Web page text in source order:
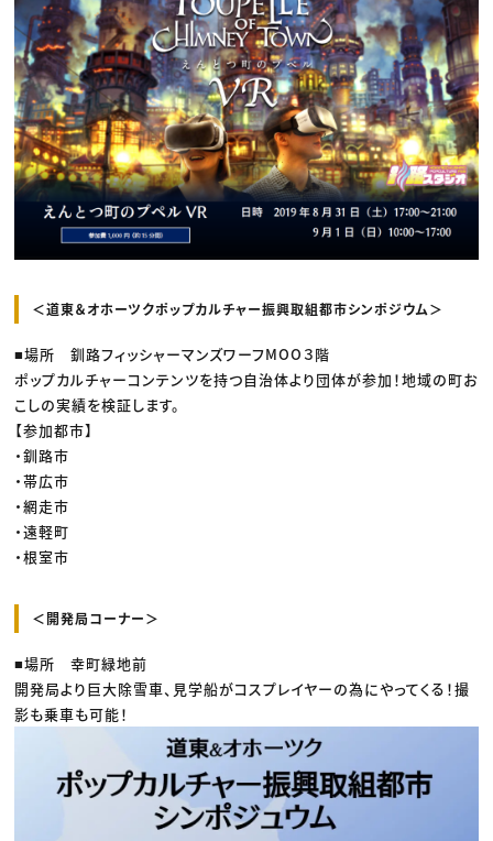
＜道東＆オホーツクポップカルチャー振興取組都市シンポジウム＞
■場所 釧路フィッシャーマンズワーフMOO３階
ポップカルチャーコンテンツを持つ自治体より団体が参加！地域の町お
こしの実績を検証します。
【参加都市】
・釧路市
・帯広市
・網走市
・遠軽町
・根室市
＜開発局コーナー＞
■場所 幸町緑地前
開発局より巨大除雪車、見学船がコスプレイヤーの為にやってくる！撮
影も乗車も可能！